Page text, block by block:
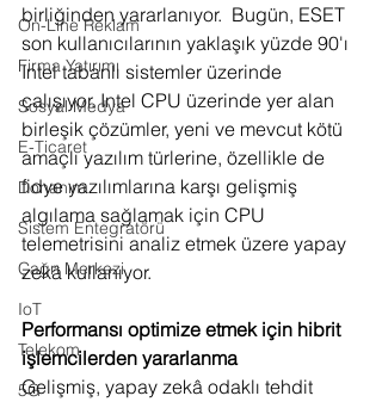
On-Line Reklam
Firma Yatırımı
Sosyal Medya
E-Ticaret
Donanım
Sistem Entegratörü
Çağrı Merkezi
IoT
Telekom
5G
birliğinden yararlanıyor.  Bugün, ESET
son kullanıcılarının yaklaşık yüzde 90'ı
Intel tabanlı sistemler üzerinde
çalışıyor. Intel CPU üzerinde yer alan
birleşik çözümler, yeni ve mevcut kötü
amaçlı yazılım türlerine, özellikle de
fidye yazılımlarına karşı gelişmiş
algılama sağlamak için CPU
telemetrisini analiz etmek üzere yapay
zekâ kullanıyor.
Performansı optimize etmek için hibrit
işlemcilerden yararlanma
Gelişmiş, yapay zekâ odaklı tehdit